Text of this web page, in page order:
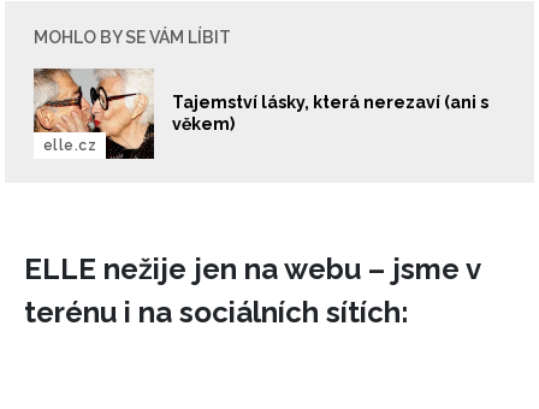
MOHLO BY SE VÁM LÍBIT
Tajemství lásky, která nerezaví (ani s
věkem)
elle.cz
ELLE nežije jen na webu – jsme v
terénu i na sociálních sítích: